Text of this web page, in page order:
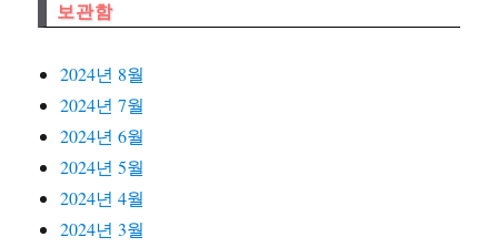
보관함
2024년 8월
2024년 7월
2024년 6월
2024년 5월
2024년 4월
2024년 3월